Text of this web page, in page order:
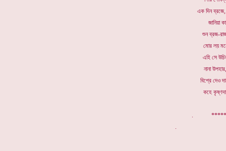
এক দিন
জানিয়া
শুন ব্রজ-
মোর লয়
এহি সে
নানা
বিপ্রে দেও
কহে
.